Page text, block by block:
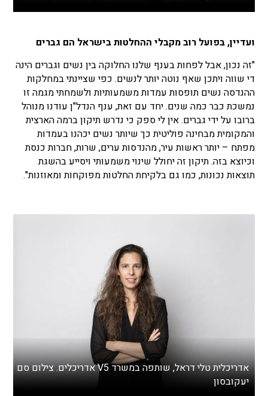
ועדיין, בפועל רוב מקבלי ההחלטות בישראל הם גברים
"זה נכון, אבל לפחות בענף שלנו החלוקה בין נשים וגברים הינה
די שווה ויתכן שאף נוטה יותר לנשים. כפי שציינתי במחלקות
ההנדסה נשים תופסות עמדות משמעותיות ולשמחתי מגמה זו
נמשכת כבר כמה שנים. יחד עם זאת, ענף הנדל"ן עודנו מנוהל
ברובו על ידי גברים. אין לי ספק כי נדרש תיקון ברמה הארצית
והמקומית מבחינה פוליטית כך שיותר נשים יכהנו בעמדות
מפתח – יותר ראשות עיר, מהנדסות ערים, שרות, חברות כנסת
וכיוצא בזה. תיקון זה יחולל שינוי משמעותי ויסייע בהשגת
תוצאות נכונות, כמו גם בלקיחת החלטות מפוקחות ומאוזנות".
אדריכלית טלי דראל, שותפה במשרד V5 אדריכלים. צילום סם
יעקובסון